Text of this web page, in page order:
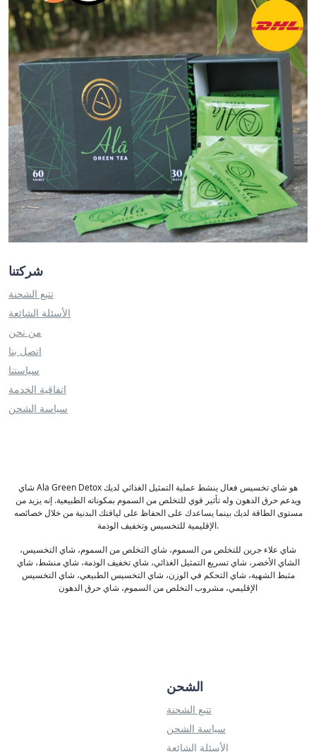
شركتنا
تتبع الشحنة
الأسئلة الشائعة
من نحن
اتصل بنا
سياستنا
اتفاقية الخدمة
سياسة الشحن
شاي Ala Green Detox هو شاي تخسيس فعال ينشط عملية التمثيل الغذائي لديك
ويدعم حرق الدهون وله تأثير قوي للتخلص من السموم بمكوناته الطبيعية. إنه يزيد من
مستوى الطاقة لديك بينما يساعدك على الحفاظ على لياقتك البدنية من خلال خصائصه
الإقليمية للتخسيس وتخفيف الوذمة.
شاي علاء جرين للتخلص من السموم، شاي التخلص من السموم، شاي التخسيس،
الشاي الأخضر، شاي تسريع التمثيل الغذائي، شاي تخفيف الوذمة، شاي منشط، شاي
مثبط الشهية، شاي التحكم في الوزن، شاي التخسيس الطبيعي، شاي التخسيس
الإقليمي، مشروب التخلص من السموم، شاي حرق الدهون
الشحن
تتبع الشحنة
سياسة الشحن
الأسئلة الشائعة